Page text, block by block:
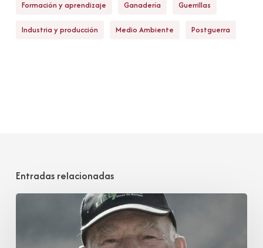
Formación y aprendizaje Ganadería Guerrillas
Industria y producción Medio Ambiente Postguerra
Entradas relacionadas
Vicente